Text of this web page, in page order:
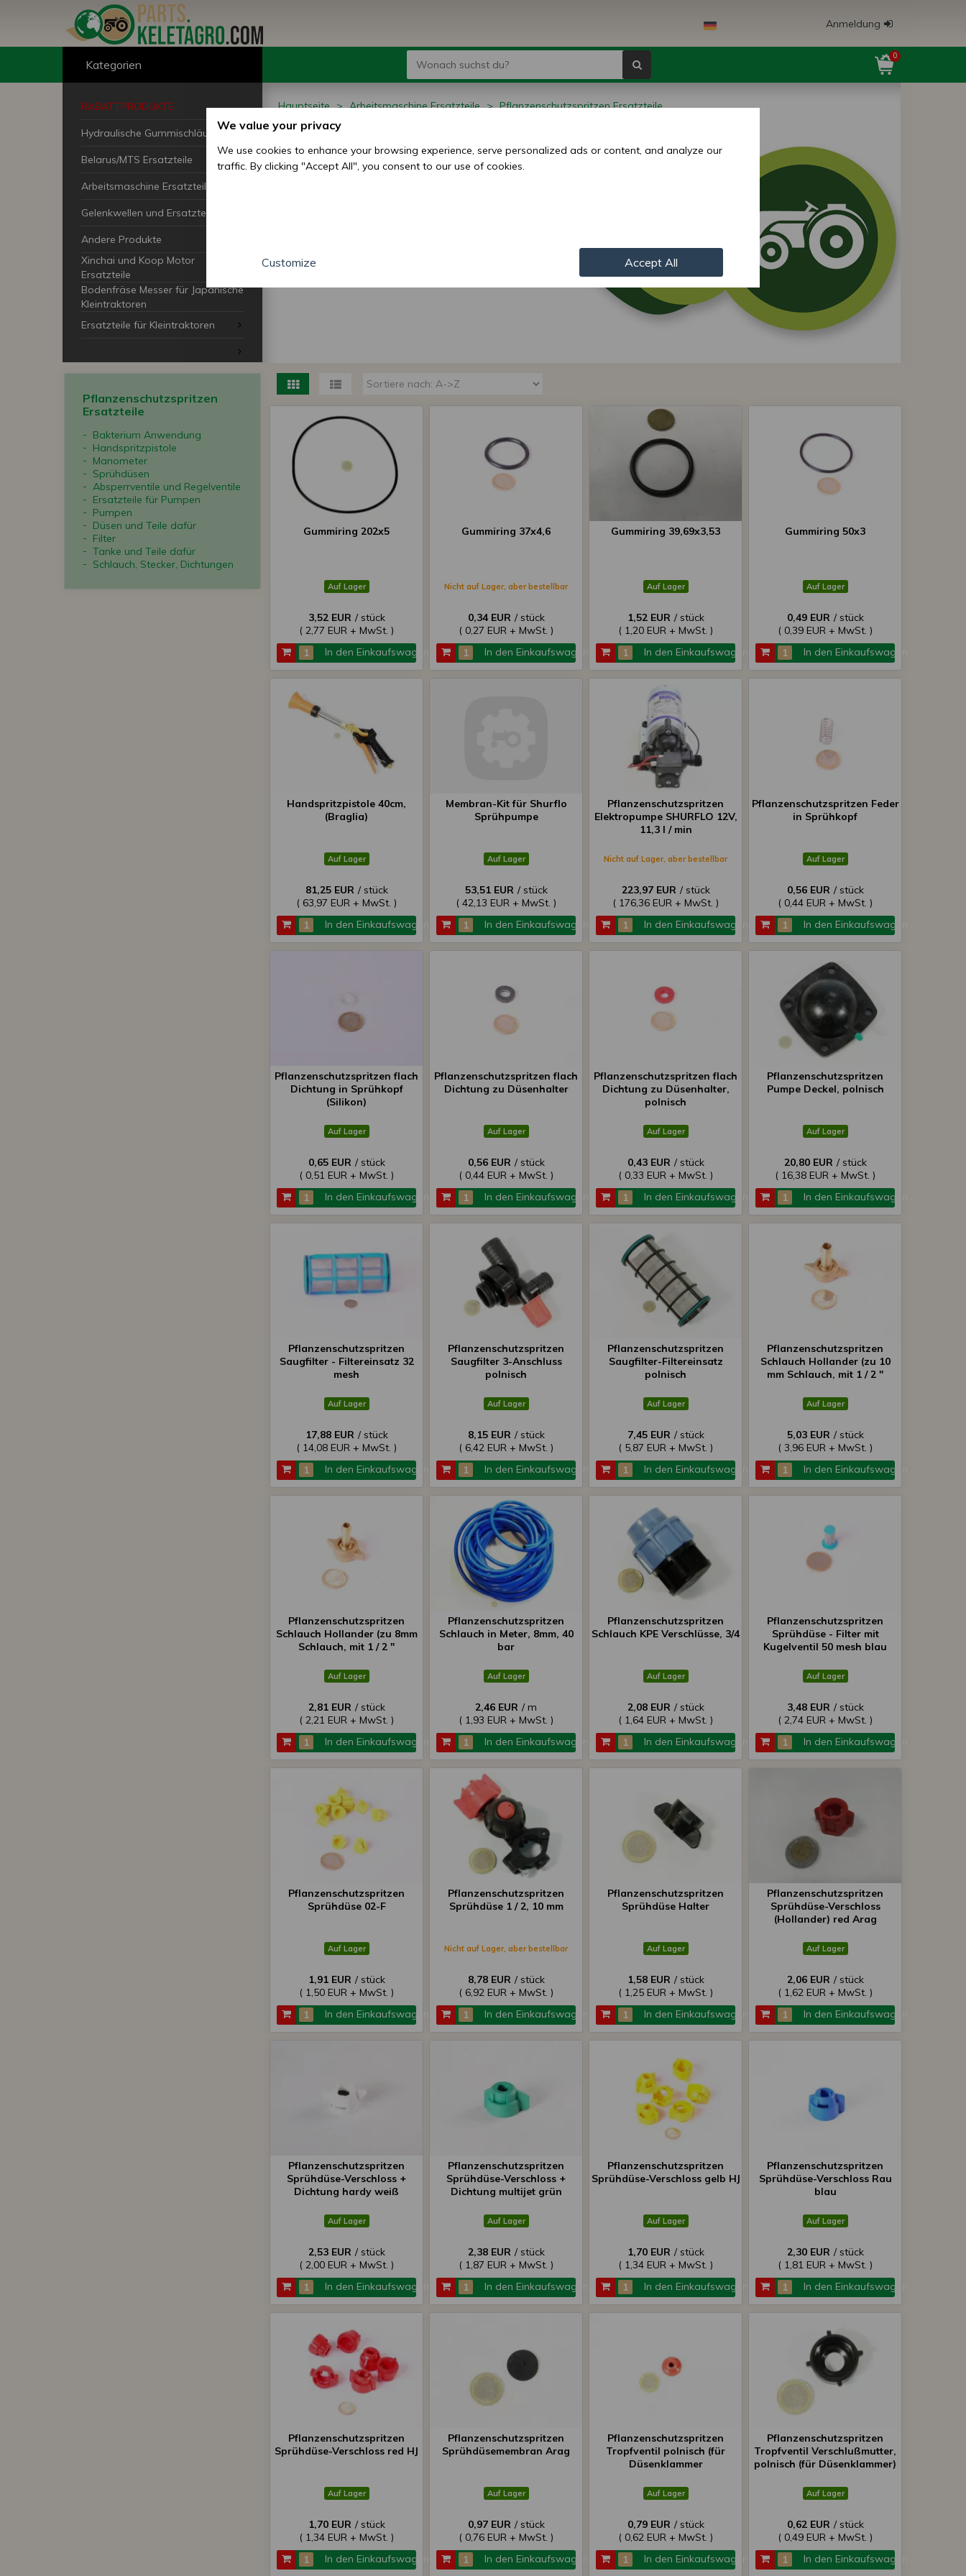
Anmeldung
Kategorien
RABATTPRODUKTE
Hydraulische Gummischläuche
Belarus/MTS Ersatzteile
Arbeitsmaschine Ersatzteile
Gelenkwellen und Ersatzteile
Andere Produkte
Xinchai und Koop Motor
Ersatzteile
Bodenfräse Messer für Japanische
Kleintraktoren
Ersatzteile für Kleintraktoren
0
Hauptseite Arbeitsmaschine Ersatzteile Pflanzenschutzspritzen Ersatzteile
Pflanzenschutzspritzen
Ersatzteile
Pflanzenschutzspritzen
Ersatzteile
Bakterium Anwendung
Handspritzpistole
Manometer
Sprühdüsen
Absperrventile und Regelventile
Ersatzteile für Pumpen
Pumpen
Düsen und Teile dafür
Filter
Tanke und Teile dafür
Schlauch, Stecker, Dichtungen
Gummiring 202x5
Auf Lager
3,52 EUR / stück
( 2,77 EUR + MwSt. )
In den Einkaufswagen
Gummiring 37x4,6
Nicht auf Lager, aber bestellbar
0,34 EUR / stück
( 0,27 EUR + MwSt. )
In den Einkaufswagen
Gummiring 39,69x3,53
Auf Lager
1,52 EUR / stück
( 1,20 EUR + MwSt. )
In den Einkaufswagen
Gummiring 50x3
Auf Lager
0,49 EUR / stück
( 0,39 EUR + MwSt. )
In den Einkaufswagen
Handspritzpistole 40cm,
(Braglia)
Auf Lager
81,25 EUR / stück
( 63,97 EUR + MwSt. )
In den Einkaufswagen
Membran-Kit für Shurflo
Sprühpumpe
Auf Lager
53,51 EUR / stück
( 42,13 EUR + MwSt. )
In den Einkaufswagen
Pflanzenschutzspritzen
Elektropumpe SHURFLO 12V,
11,3 l / min
Nicht auf Lager, aber bestellbar
223,97 EUR / stück
( 176,36 EUR + MwSt. )
In den Einkaufswagen
Pflanzenschutzspritzen Feder
in Sprühkopf
Auf Lager
0,56 EUR / stück
( 0,44 EUR + MwSt. )
In den Einkaufswagen
Pflanzenschutzspritzen flach
Dichtung in Sprühkopf
(Silikon)
Auf Lager
0,65 EUR / stück
( 0,51 EUR + MwSt. )
In den Einkaufswagen
Pflanzenschutzspritzen flach
Dichtung zu Düsenhalter
Auf Lager
0,56 EUR / stück
( 0,44 EUR + MwSt. )
In den Einkaufswagen
Pflanzenschutzspritzen flach
Dichtung zu Düsenhalter,
polnisch
Auf Lager
0,43 EUR / stück
( 0,33 EUR + MwSt. )
In den Einkaufswagen
Pflanzenschutzspritzen
Pumpe Deckel, polnisch
Auf Lager
20,80 EUR / stück
( 16,38 EUR + MwSt. )
In den Einkaufswagen
Pflanzenschutzspritzen
Saugfilter - Filtereinsatz 32
mesh
Auf Lager
17,88 EUR / stück
( 14,08 EUR + MwSt. )
In den Einkaufswagen
Pflanzenschutzspritzen
Saugfilter 3-Anschluss
polnisch
Auf Lager
8,15 EUR / stück
( 6,42 EUR + MwSt. )
In den Einkaufswagen
Pflanzenschutzspritzen
Saugfilter-Filtereinsatz
polnisch
Auf Lager
7,45 EUR / stück
( 5,87 EUR + MwSt. )
In den Einkaufswagen
Pflanzenschutzspritzen
Schlauch Hollander (zu 10
mm Schlauch, mit 1 / 2 "
Auf Lager
5,03 EUR / stück
( 3,96 EUR + MwSt. )
In den Einkaufswagen
Pflanzenschutzspritzen
Schlauch Hollander (zu 8mm
Schlauch, mit 1 / 2 "
Auf Lager
2,81 EUR / stück
( 2,21 EUR + MwSt. )
In den Einkaufswagen
Pflanzenschutzspritzen
Schlauch in Meter, 8mm, 40
bar
Auf Lager
2,46 EUR / m
( 1,93 EUR + MwSt. )
In den Einkaufswagen
Pflanzenschutzspritzen
Schlauch KPE Verschlüsse, 3/4
Auf Lager
2,08 EUR / stück
( 1,64 EUR + MwSt. )
In den Einkaufswagen
Pflanzenschutzspritzen
Sprühdüse - Filter mit
Kugelventil 50 mesh blau
Auf Lager
3,48 EUR / stück
( 2,74 EUR + MwSt. )
In den Einkaufswagen
Pflanzenschutzspritzen
Sprühdüse 02-F
Auf Lager
1,91 EUR / stück
( 1,50 EUR + MwSt. )
In den Einkaufswagen
Pflanzenschutzspritzen
Sprühdüse 1 / 2, 10 mm
Nicht auf Lager, aber bestellbar
8,78 EUR / stück
( 6,92 EUR + MwSt. )
In den Einkaufswagen
Pflanzenschutzspritzen
Sprühdüse Halter
Auf Lager
1,58 EUR / stück
( 1,25 EUR + MwSt. )
In den Einkaufswagen
Pflanzenschutzspritzen
Sprühdüse-Verschloss
(Hollander) red Arag
Auf Lager
2,06 EUR / stück
( 1,62 EUR + MwSt. )
In den Einkaufswagen
Pflanzenschutzspritzen
Sprühdüse-Verschloss +
Dichtung hardy weiß
Auf Lager
2,53 EUR / stück
( 2,00 EUR + MwSt. )
In den Einkaufswagen
Pflanzenschutzspritzen
Sprühdüse-Verschloss +
Dichtung multijet grün
Auf Lager
2,38 EUR / stück
( 1,87 EUR + MwSt. )
In den Einkaufswagen
Pflanzenschutzspritzen
Sprühdüse-Verschloss gelb HJ
Auf Lager
1,70 EUR / stück
( 1,34 EUR + MwSt. )
In den Einkaufswagen
Pflanzenschutzspritzen
Sprühdüse-Verschloss Rau
blau
Auf Lager
2,30 EUR / stück
( 1,81 EUR + MwSt. )
In den Einkaufswagen
Pflanzenschutzspritzen
Sprühdüse-Verschloss red HJ
Auf Lager
1,70 EUR / stück
( 1,34 EUR + MwSt. )
In den Einkaufswagen
Pflanzenschutzspritzen
Sprühdüsemembran Arag
Auf Lager
0,97 EUR / stück
( 0,76 EUR + MwSt. )
In den Einkaufswagen
Pflanzenschutzspritzen
Tropfventil polnisch (für
Düsenklammer
Auf Lager
0,79 EUR / stück
( 0,62 EUR + MwSt. )
In den Einkaufswagen
Pflanzenschutzspritzen
Tropfventil Verschlußmutter,
polnisch (für Düsenklammer)
Auf Lager
0,62 EUR / stück
( 0,49 EUR + MwSt. )
In den Einkaufswagen
We value your privacy
We use cookies to enhance your browsing experience, serve personalized ads or content, and analyze our
traffic. By clicking "Accept All", you consent to our use of cookies.
Customize Accept All